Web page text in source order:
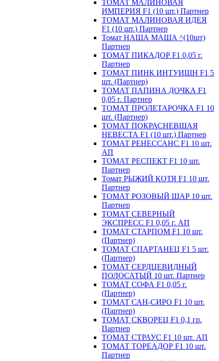
ТОМАТ МАЛИНОВАЯ
ИМПЕРИЯ F1 (10 шт.) Партнер
ТОМАТ МАЛИНОВАЯ ИДЕЯ
F1 (10 шт.) Партнер
Томат НАША МАША ^(10шт)
Партнер
ТОМАТ ПИКАДОР F1 0,05 г.
Партнер
ТОМАТ ПИНК ИНТУИШН F1 5
шт. (Партнер)
ТОМАТ ПАПИНА ДОЧКА F1
0,05 г. Партнер
ТОМАТ ПРОЛЕТАРОЧКА F1 10
шт. (Партнер)
ТОМАТ ПОКРАСНЕВШАЯ
НЕВЕСТА F1 (10 шт.) Партнер
ТОМАТ РЕНЕССАНС F1 10 шт.
АП
ТОМАТ РЕСПЕКТ F1 10 шт.
Партнер
Томат РЫЖИЙ КОТЯ F1 10 шт.
Партнер
ТОМАТ РОЗОВЫЙ ШАР 10 шт.
Партнер
ТОМАТ СЕВЕРНЫЙ
ЭКСПРЕСС F1 0,05 г. АП
ТОМАТ СТАРПОМ F1 10 шт.
(Партнер)
ТОМАТ СПАРТАНЕЦ F1 5 шт.
(Партнер)
ТОМАТ СЕРДЦЕВИДНЫЙ
ПОЛОСАТЫЙ 10 шт. Партнер
ТОМАТ СОФА F1 0,05 г.
(Партнер)
ТОМАТ САН-СИРО F1 10 шт.
(Партнер)
ТОМАТ СКВОРЕЦ F1 0,1 гр.
Партнер
ТОМАТ СТРАУС F1 10 шт. АП
ТОМАТ ТОРЕАДОР F1 10 шт.
Партнер